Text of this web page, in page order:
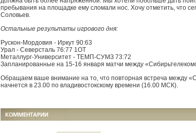
пребывания на площадке ему сломали нос. Хочу отметить, что
Соловьев.
Остальные результаты игрового дня:
Рускон-Мордовия - Иркут 90:63
Урал - Северсталь 76:77 1ОТ
Металлург-Университет - ТЕМП-СУМЗ 73:72
Запланированные на 15-16 января матчи между
Обращаем ваше внимание на то, что повторная встреча между
начнется в 23.00 по владивостокскому времени (16.00 МСК).